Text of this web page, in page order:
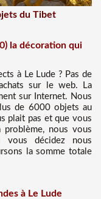
du Tibet
la décoration qui
à Le Lude ? Pas de
sur le web. La
sur Internet. Nous
de 6000 objets au
plait pas et que vous
problème, nous vous
vous décidez nous
la somme totale
à Le Lude